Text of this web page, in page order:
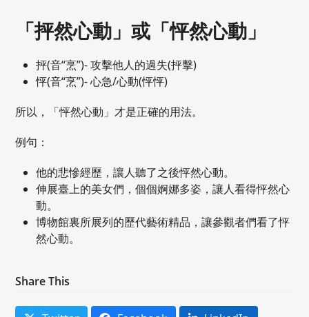
「抨然心動」或「怦然心動」
抨(音“烹”)- 攻擊他人的過失(抨擊)
怦(音“烹”)- 心急/心動(怦怦)
所以，「怦然心動」才是正確的用法。
例句：
他的悲慘經歷，讓人聽了之後怦然心動。
伸展臺上的美女們，個個婀娜多姿，讓人看得怦然心
動。
博物館裏所展列的歷代藝術精品，讓參觀者們看了怦
然心動。
Share This